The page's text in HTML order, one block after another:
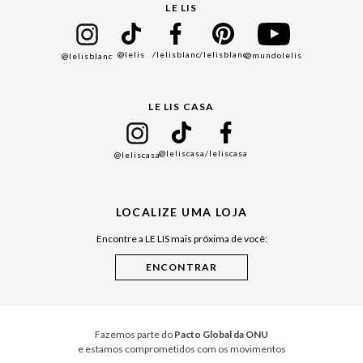
Black Friday
Cuidados Casa
LE LIS
@lelisblanc @lelis /lelisblanc/lelisblanc@mundolelis
LE LIS CASA
@leliscasa@leliscasa/leliscasa
LOCALIZE UMA LOJA
Encontre a LE LIS mais próxima de você:
Fazemos parte do Pacto Global da ONU
e estamos comprometidos com os movimentos